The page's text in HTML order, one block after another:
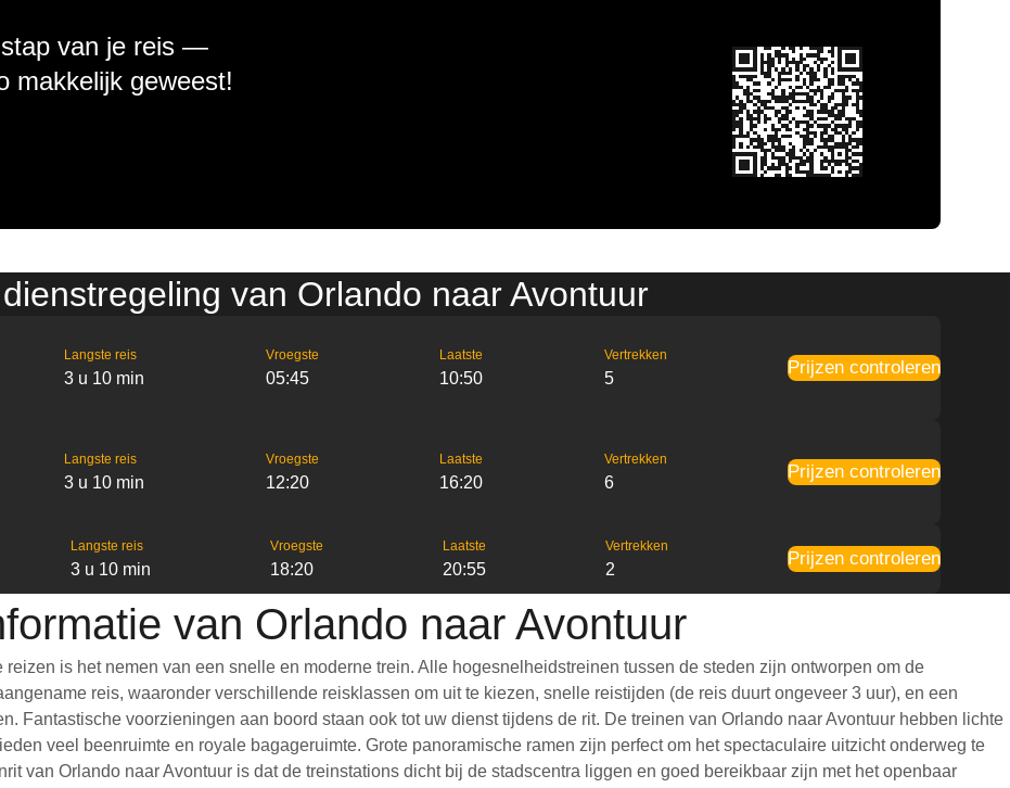
van je reis —
makkelijk geweest!
van Orlando naar Avontuur
Langste reis
3 u 10 min
Vroegste
05:45
Laatste
10:50
Vertrekken
5
Prijzen controleren
Langste reis
3 u 10 min
Vroegste
12:20
Laatste
16:20
Vertrekken
6
Prijzen controleren
Langste reis
3 u 10 min
Vroegste
18:20
Laatste
20:55
Vertrekken
2
Prijzen controleren
van Orlando naar Avontuur
is het nemen van een snelle en moderne trein. Alle hogesnelheidstreinen tussen de steden zijn ontworpen om de
reis, waaronder verschillende reisklassen om uit te kiezen, snelle reistijden (de reis duurt ongeveer 3 uur), en een
Fantastische voorzieningen aan boord staan ook tot uw dienst tijdens de rit. De treinen van Orlando naar Avontuur hebben lichte
veel beenruimte en royale bagageruimte. Grote panoramische ramen zijn perfect om het spectaculaire uitzicht onderweg te
van Orlando naar Avontuur is dat de treinstations dicht bij de stadscentra liggen en goed bereikbaar zijn met het openbaar